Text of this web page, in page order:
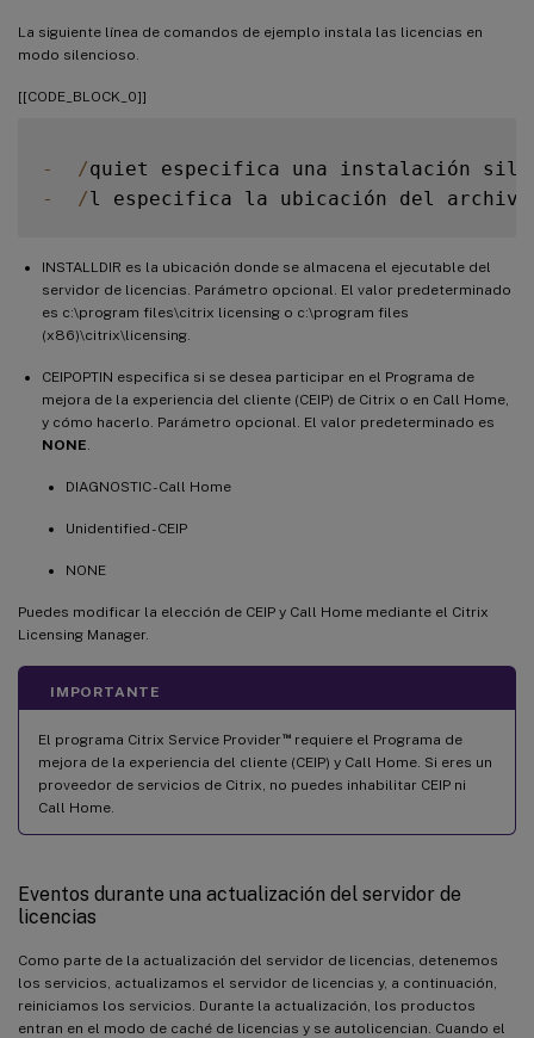
La siguiente línea de comandos de ejemplo instala las licencias en
modo silencioso.
[[CODE_BLOCK_0]]
- /quiet especifica una instalación
-
/l especifica la ubicación del
INSTALLDIR es la ubicación donde se almacena el ejecutable del
servidor de licencias. Parámetro opcional. El valor predeterminado
es c:\program files\citrix licensing o c:\program files
(x86)\citrix\licensing.
CEIPOPTIN especifica si se desea participar en el Programa de
mejora de la experiencia del cliente (CEIP) de Citrix o en Call Home,
y cómo hacerlo. Parámetro opcional. El valor predeterminado es
NONE
DIAGNOSTIC - Call Home
Unidentified - CEIP
NONE
Puedes modificar la elección de CEIP y Call Home mediante el Citrix
Licensing Manager.
IMPORTANTE
El programa Citrix Service Provider™requiere el Programa de
mejora de la experiencia del cliente (CEIP) y Call Home. Si eres un
proveedor de servicios de Citrix, no puedes inhabilitar CEIP ni
Call Home.
Eventos durante una actualización del servidor de
licencias
Como parte de la actualización del servidor de licencias, detenemos
los servicios, actualizamos el servidor de licencias y, a continuación,
reiniciamos los servicios. Durante la actualización, los productos
entran en el modo de caché de licencias y se autolicencian. Cuando el